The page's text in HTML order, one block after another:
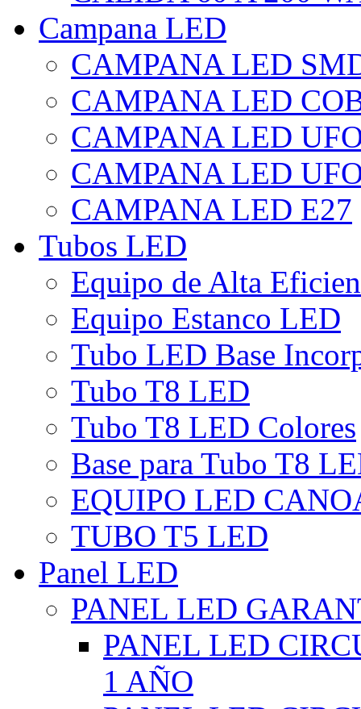
Campana LED
CAMPANA LED
CAMPANA LED
CAMPANA LED
CAMPANA LED
CAMPANA LED E27
Tubos LED
Equipo de Alta
Equipo Estanco LED
Tubo LED Base
Tubo T8 LED
Tubo T8 LED Colores
Base para Tubo T8
EQUIPO LED
TUBO T5 LED
Panel LED
PANEL LED
PANEL LED
1 AÑO